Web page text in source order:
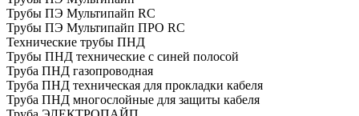
Трубы ПЭ Мультипайп RC
Трубы ПЭ Мультипайп ПРО RC
Технические трубы ПНД
Трубы ПНД технические с синей полосой
Труба ПНД газопроводная
Труба ПНД техническая для прокладки кабеля
Труба ПНД многослойные для защиты кабеля